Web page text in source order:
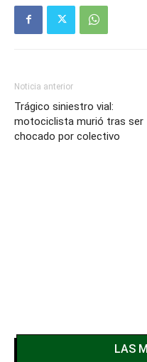
Noticia anterior
Trágico siniestro vial:
motociclista murió tras ser
chocado por colectivo
LAS